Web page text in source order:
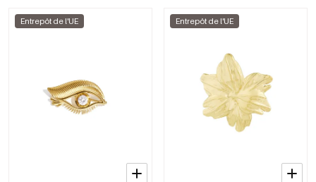
Entrepôt de l'UE Entrepôt de l'UE